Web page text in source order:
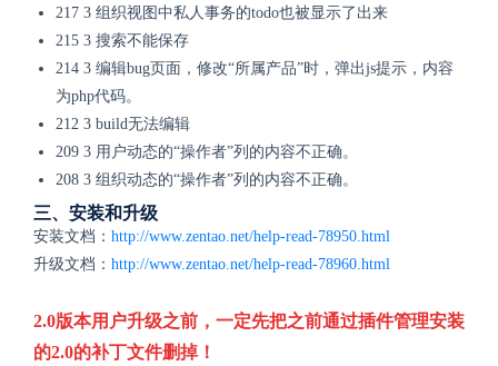
217 3 组织视图中私人事务的todo也被显示了出来
215 3 搜索不能保存
214 3 编辑bug页面，修改“所属产品”时，弹出js提示，内容
为php代码。
212 3 build无法编辑
209 3 用户动态的“操作者”列的内容不正确。
208 3 组织动态的“操作者”列的内容不正确。
三、安装和升级
安装文档： http://www.zentao.net/help-read-78950.html
升级文档： http://www.zentao.net/help-read-78960.html
2.0版本用户升级之前，一定先把之前通过插件管理安装
的2.0的补丁文件删掉！